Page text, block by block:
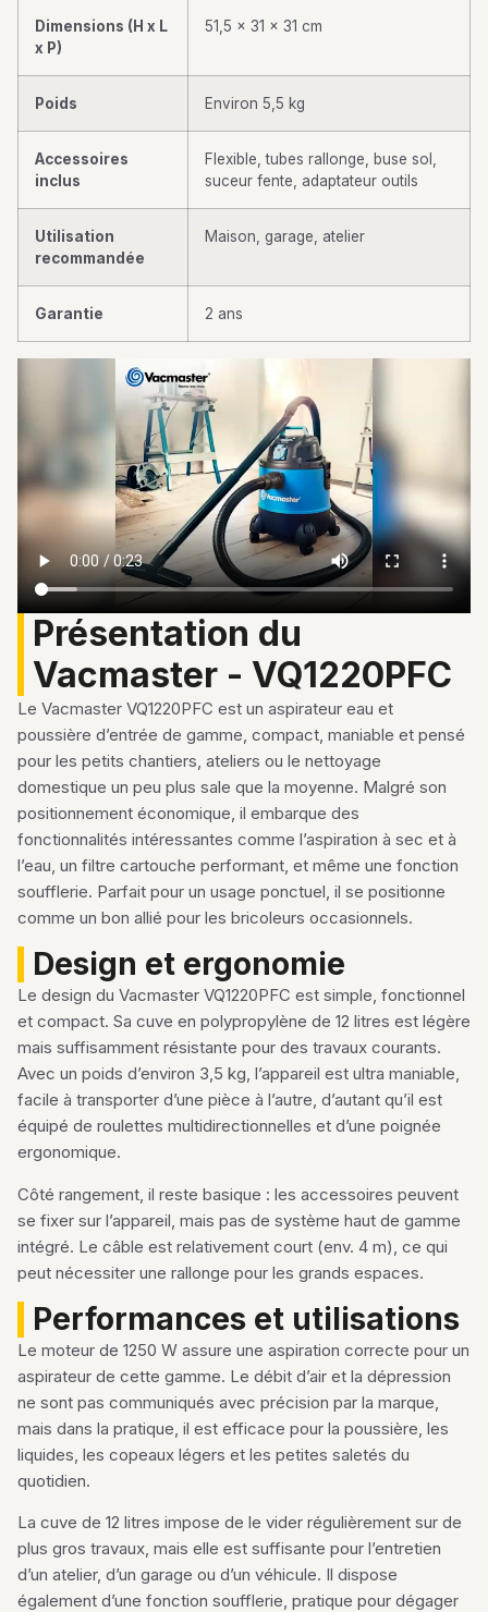
Dimensions (H x L
x P)
51,5 x 31 x 31 cm
Poids Environ 5,5 kg
Accessoires
inclus
Flexible, tubes rallonge, buse sol,
suceur fente, adaptateur outils
Utilisation
recommandée
Maison, garage, atelier
Garantie 2 ans
Présentation du
Vacmaster - VQ1220PFC
Le Vacmaster VQ1220PFC est un aspirateur eau et
poussière d’entrée de gamme, compact, maniable et pensé
pour les petits chantiers, ateliers ou le nettoyage
domestique un peu plus sale que la moyenne. Malgré son
positionnement économique, il embarque des
fonctionnalités intéressantes comme l’aspiration à sec et à
l’eau, un filtre cartouche performant, et même une fonction
soufflerie. Parfait pour un usage ponctuel, il se positionne
comme un bon allié pour les bricoleurs occasionnels.
Design et ergonomie
Le design du Vacmaster VQ1220PFC est simple, fonctionnel
et compact. Sa cuve en polypropylène de 12 litres est légère
mais suffisamment résistante pour des travaux courants.
Avec un poids d’environ 3,5 kg, l’appareil est ultra maniable,
facile à transporter d’une pièce à l’autre, d’autant qu’il est
équipé de roulettes multidirectionnelles et d’une poignée
ergonomique.
Côté rangement, il reste basique : les accessoires peuvent
se fixer sur l’appareil, mais pas de système haut de gamme
intégré. Le câble est relativement court (env. 4 m), ce qui
peut nécessiter une rallonge pour les grands espaces.
Performances et utilisations
Le moteur de 1250 W assure une aspiration correcte pour un
aspirateur de cette gamme. Le débit d’air et la dépression
ne sont pas communiqués avec précision par la marque,
mais dans la pratique, il est efficace pour la poussière, les
liquides, les copeaux légers et les petites saletés du
quotidien.
La cuve de 12 litres impose de le vider régulièrement sur de
plus gros travaux, mais elle est suffisante pour l’entretien
d’un atelier, d’un garage ou d’un véhicule. Il dispose
également d’une fonction soufflerie, pratique pour dégager